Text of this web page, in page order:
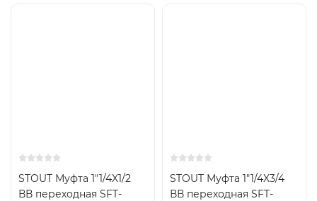
STOUT Муфта 1"1/4X1/2
ВВ переходная SFT-
STOUT Муфта 1"1/4X3/4
ВВ переходная SFT-